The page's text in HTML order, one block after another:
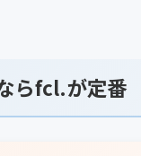
らfcl.が定番